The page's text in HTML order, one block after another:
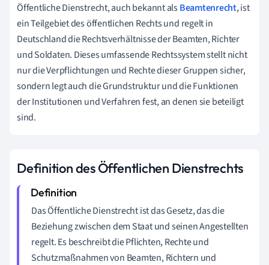
Öffentliche Dienstrecht, auch bekannt alsBeamtenrecht, ist
ein Teilgebiet des öffentlichen Rechts und regelt in
Deutschland die Rechtsverhältnisse der Beamten, Richter
und Soldaten. Dieses umfassende Rechtssystem stellt nicht
nur die Verpflichtungen und Rechte dieser Gruppen sicher,
sondern legt auch die Grundstruktur und die Funktionen
der Institutionen und Verfahren fest, an denen sie beteiligt
sind.
Definition des Öffentlichen Dienstrechts
Das Öffentliche Dienstrecht ist das Gesetz, das die
Beziehung zwischen dem Staat und seinen Angestellten
regelt. Es beschreibt die Pflichten, Rechte und
Schutzmaßnahmen von Beamten, Richtern und